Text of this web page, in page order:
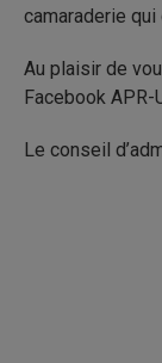
camaraderie
Au plaisir de
Facebook APR-
Le conseil